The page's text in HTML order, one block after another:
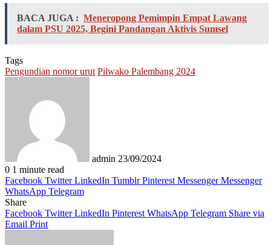
BACA JUGA : Meneropong Pemimpin Empat Lawang
dalam PSU 2025, Begini Pandangan Aktivis Sumsel
Tags
Pengundian nomor urut Pilwako Palembang 2024
admin 23/09/2024
0 1 minute read
Facebook Twitter LinkedIn Tumblr Pinterest Messenger Messenger
WhatsApp Telegram
Share
Facebook Twitter LinkedIn Pinterest WhatsApp Telegram Share via
Email Print